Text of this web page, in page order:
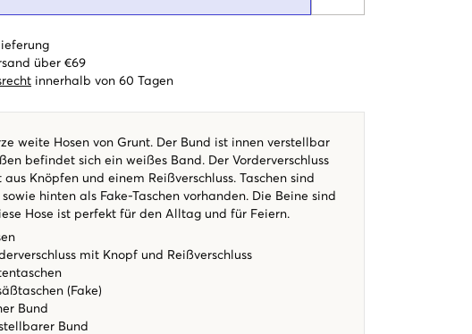
über €69
innerhalb von 60 Tagen
weite Hosen von Grunt. Der Bund ist innen verstellbar
befindet sich ein weißes Band. Der Vorderverschluss
aus Knöpfen und einem Reißverschluss. Taschen sind
hinten als Fake-Taschen vorhanden. Die Beine sind
Hose ist perfekt für den Alltag und für Feiern.
mit Knopf und Reißverschluss
(Fake)
Bund
Bund